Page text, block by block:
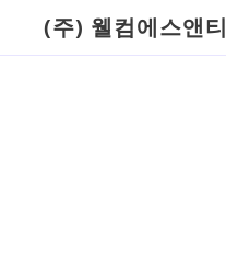
(주) 웰컴에스앤티